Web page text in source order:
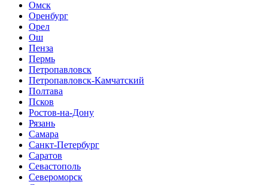
Омск
Оренбург
Орел
Ош
Пенза
Пермь
Петропавловск
Петропавловск-Камчатский
Полтава
Псков
Ростов-на-Дону
Рязань
Самара
Санкт-Петербург
Саратов
Севастополь
Североморск